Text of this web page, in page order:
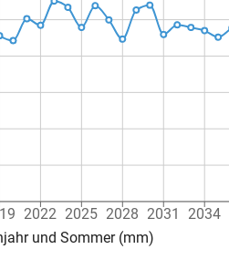
2022 2025 2028 2031 2034
und Sommer (mm)